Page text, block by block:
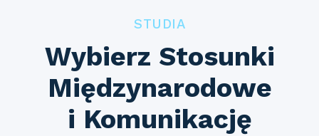
STUDIA
Wybierz Stosunki
Międzynarodowe
i Komunikację